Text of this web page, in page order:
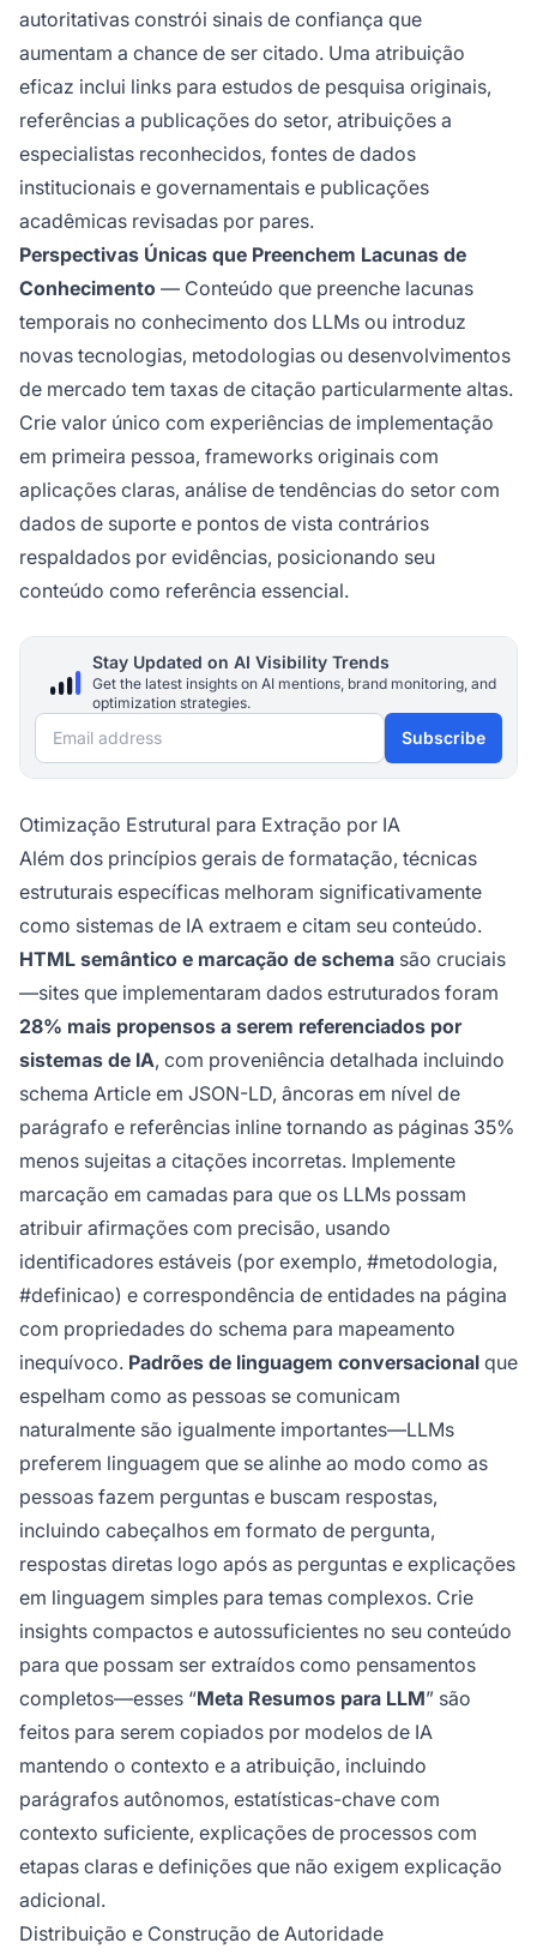
autoritativas constrói sinais de confiança que
aumentam a chance de ser citado. Uma atribuição
eficaz inclui links para estudos de pesquisa originais,
referências a publicações do setor, atribuições a
especialistas reconhecidos, fontes de dados
institucionais e governamentais e publicações
acadêmicas revisadas por pares.
Perspectivas Únicas que Preenchem Lacunas de
Conhecimento — Conteúdo que preenche lacunas
temporais no conhecimento dos LLMs ou introduz
novas tecnologias, metodologias ou desenvolvimentos
de mercado tem taxas de citação particularmente altas.
Crie valor único com experiências de implementação
em primeira pessoa, frameworks originais com
aplicações claras, análise de tendências do setor com
dados de suporte e pontos de vista contrários
respaldados por evidências, posicionando seu
conteúdo como referência essencial.
Stay Updated on AI Visibility Trends
Get the latest insights on AI mentions, brand monitoring, and
optimization strategies.
Email address Subscribe
Otimização Estrutural para Extração por IA
Além dos princípios gerais de formatação, técnicas
estruturais específicas melhoram significativamente
como sistemas de IA extraem e citam seu conteúdo.
HTML semântico e marcação de schema são cruciais
—sites que implementaram dados estruturados foram
28% mais propensos a serem referenciados por
sistemas de IA, com proveniência detalhada incluindo
schema Article em JSON-LD, âncoras em nível de
parágrafo e referências inline tornando as páginas 35%
menos sujeitas a citações incorretas. Implemente
marcação em camadas para que os LLMs possam
atribuir afirmações com precisão, usando
identificadores estáveis (por exemplo, #metodologia,
#definicao) e correspondência de entidades na página
com propriedades do schema para mapeamento
inequívoco. Padrões de linguagem conversacional que
espelham como as pessoas se comunicam
naturalmente são igualmente importantes—LLMs
preferem linguagem que se alinhe ao modo como as
pessoas fazem perguntas e buscam respostas,
incluindo cabeçalhos em formato de pergunta,
respostas diretas logo após as perguntas e explicações
em linguagem simples para temas complexos. Crie
insights compactos e autossuficientes no seu conteúdo
para que possam ser extraídos como pensamentos
completos—esses “Meta Resumos para LLM” são
feitos para serem copiados por modelos de IA
mantendo o contexto e a atribuição, incluindo
parágrafos autônomos, estatísticas-chave com
contexto suficiente, explicações de processos com
etapas claras e definições que não exigem explicação
adicional.
Distribuição e Construção de Autoridade